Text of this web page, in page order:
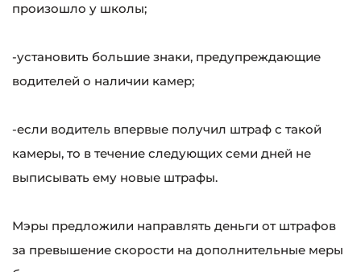
произошло у школы;
-установить большие знаки, предупреждающие
водителей о наличии камер;
-если водитель впервые получил штраф с такой
камеры, то в течение следующих семи дней не
выписывать ему новые штрафы.
Мэры предложили направлять деньги от штрафов
за превышение скорости на дополнительные меры